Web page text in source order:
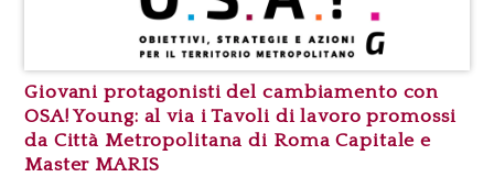
Giovani protagonisti del cambiamento con
OSA! Young: al via i Tavoli di lavoro promossi
da Città Metropolitana di Roma Capitale e
Master MARIS